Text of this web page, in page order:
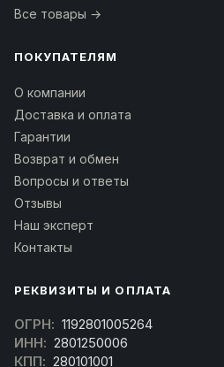
Все товары →
ПОКУПАТЕЛЯМ
О компании
Доставка и оплата
Гарантии
Возврат и обмен
Вопросы и ответы
Отзывы
Наш эксперт
Контакты
РЕКВИЗИТЫ И ОПЛАТА
ОГРН: 1192801005264
ИНН: 2801250006
КПП: 280101001